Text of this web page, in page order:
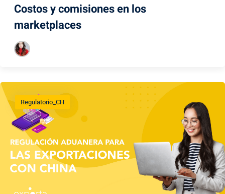
Costos y comisiones en los
marketplaces
Regulatorio_CH